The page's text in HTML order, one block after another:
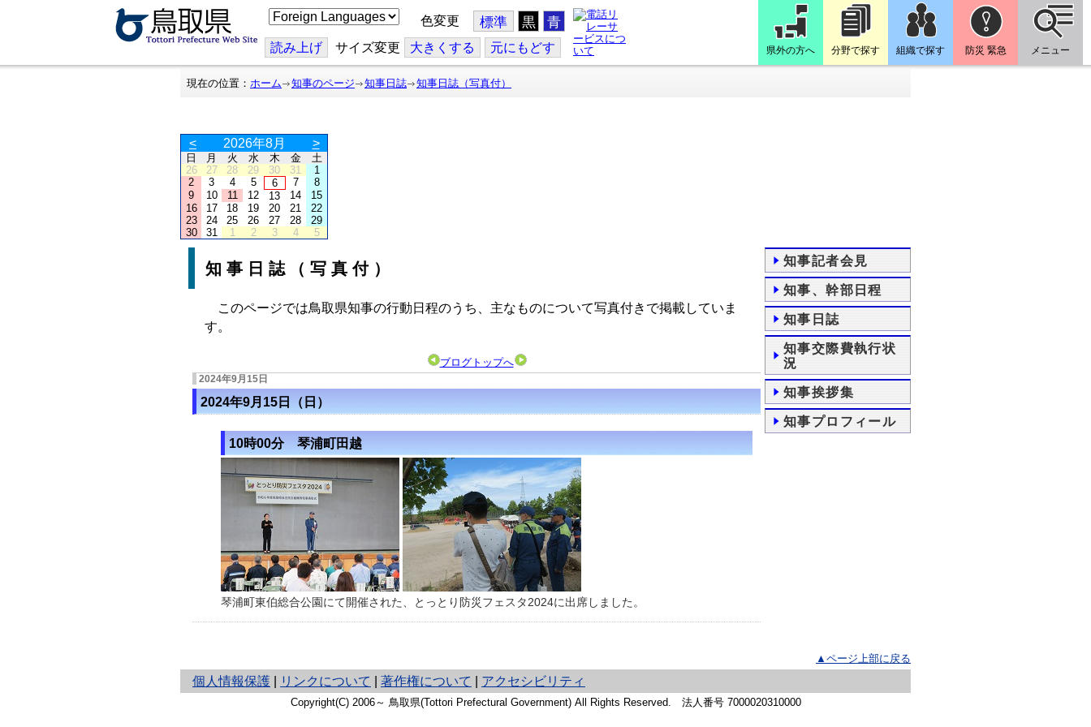
こ
の
ジ
を
翻
色変更 標準 黒 青
読み上げ サイズ変更 大きくする 元にもどす 県外の方へ 分野で探す 組織で探す 防災 緊急 メニュー
現在の位置： ホーム 知事のページ 知事日誌 知事日誌（写真付）
< 2026年8月 >
日 月 火 水 木 金
土
26
27 28 29 30 31
1
2
3 4 5 6 7
8
9
10 11 12 13 14
15
16
17 18 19 20 21
22
23
24 25 26 27 28
29
30
31 1 2 3 4 5
知事日誌（写真付）
このページでは鳥取県知事の行動日程のうち、主なものについて写真付きで掲載していま
す。
ブログトップへ
2024年9月15日
2024年9月15日（日）
10時00分 琴浦町田越
琴浦町東伯総合公園にて開催された、とっとり防災フェスタ2024に出席しました。
知事記者会見
知事、幹部日程
知事日誌
知事交際費執行状
況
知事挨拶集
知事プロフィール
▲ページ上部に戻る
個人情報保護
と
り
リンクについて 著作権について アクセシビリティ
Copyright(C) 2006～ 鳥取県(Tottori Prefectural Government) All Rights Reserved. 法人番号 7000020310000